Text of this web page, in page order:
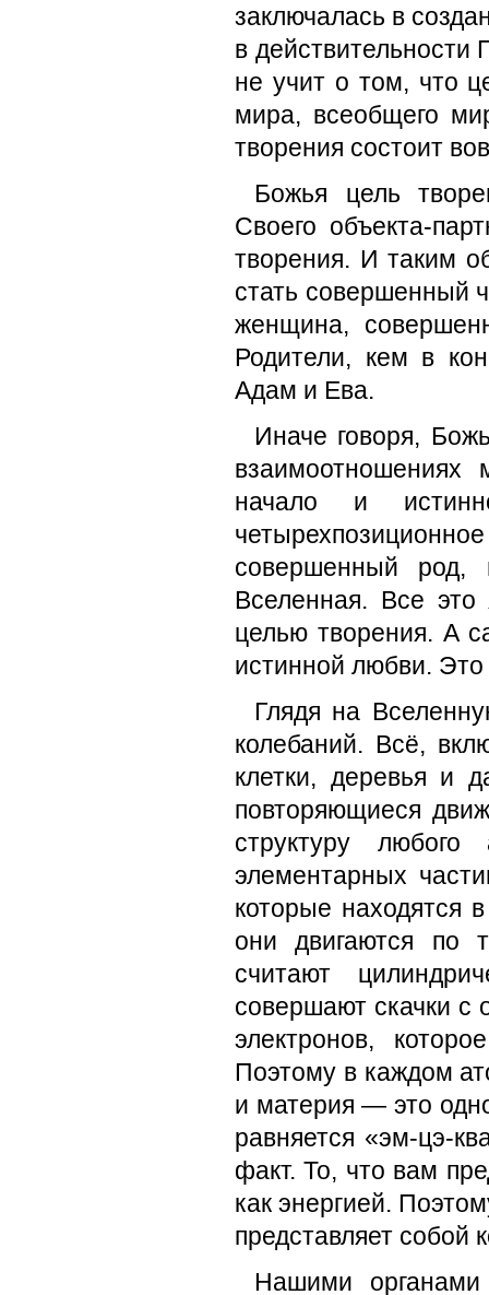
заключалась в
в действительности
не учит о том, что
мира, всеобщего
творения состоит
Божья цель
Своего объекта-
творения. И таким
стать совершенный
женщина,
Родители, кем в
Адам и Ева.
Иначе говоря,
начало и
совершенный род,
Вселенная. Все это
целью творения. А
истинной любви.
Глядя на
колебаний. Всё,
клетки, деревья и
повторяющиеся
структуру
элементарных
которые находятся
они двигаются по
считают
совершают скачки с
электронов,
Поэтому в каждом
и материя — это
равняется «эм-цэ-
факт. То, что вам
как энергией.
представляет собой
Нашими